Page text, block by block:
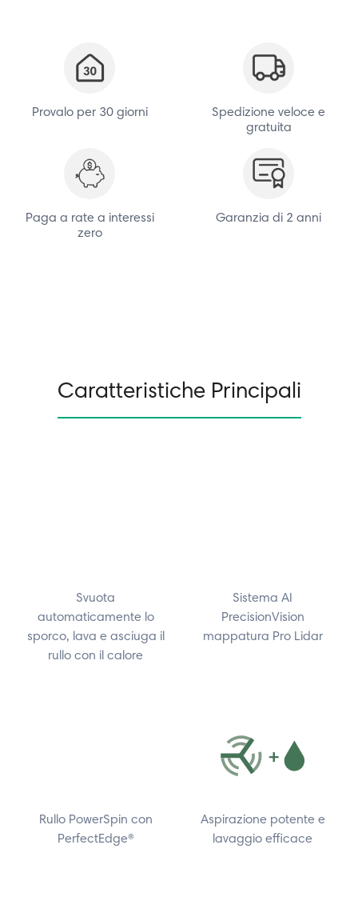
Provalo per 30 giorni
Spedizione veloce e
gratuita
Paga a rate a interessi
zero
Garanzia di 2 anni
Caratteristiche Principali
Svuota
automaticamente lo
sporco, lava e asciuga il
rullo con il calore
Sistema AI
PrecisionVision
mappatura Pro Lidar
Rullo PowerSpin con
PerfectEdge®
Aspirazione potente e
lavaggio efficace